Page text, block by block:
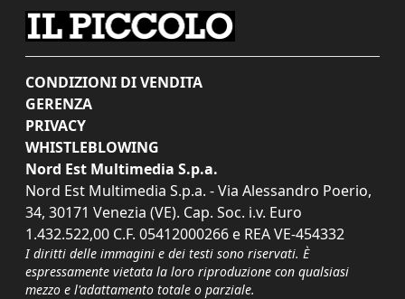
CONDIZIONI DI VENDITA
GERENZA
PRIVACY
WHISTLEBLOWING
Nord Est Multimedia S.p.a.
Nord Est Multimedia S.p.a. - Via Alessandro Poerio,
34, 30171 Venezia (VE). Cap. Soc. i.v. Euro
1.432.522,00 C.F. 05412000266 e REA VE-454332
I diritti delle immagini e dei testi sono riservati. È
espressamente vietata la loro riproduzione con qualsiasi
mezzo e l'adattamento totale o parziale.